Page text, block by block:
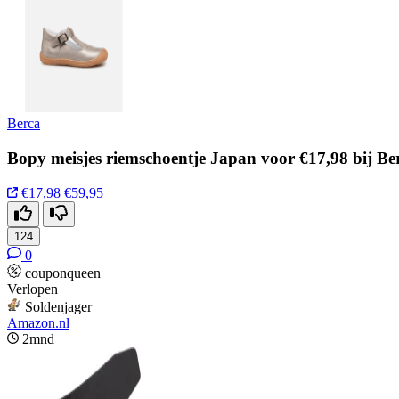
Berca
Bopy meisjes riemschoentje Japan voor €17,98 bij
€17,98 €59,95
124
0
couponqueen
Verlopen
Soldenjager
Amazon.nl
2mnd